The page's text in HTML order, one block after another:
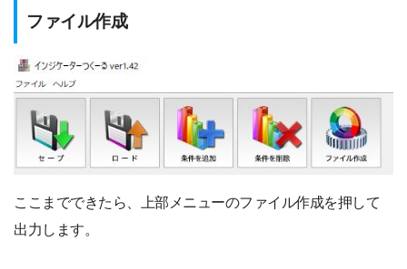
ファイル作成
ここまでできたら、上部メニューのファイル作成を押して
出力します。